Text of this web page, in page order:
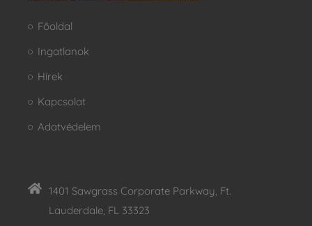
Főoldal
Ingatlanok
Hírek
Kapcsolat
Adatvédelem
1401 Sawgrass Corporate Parkway, Ft.
Lauderdale, FL 33323